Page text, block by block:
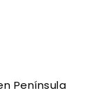
Península